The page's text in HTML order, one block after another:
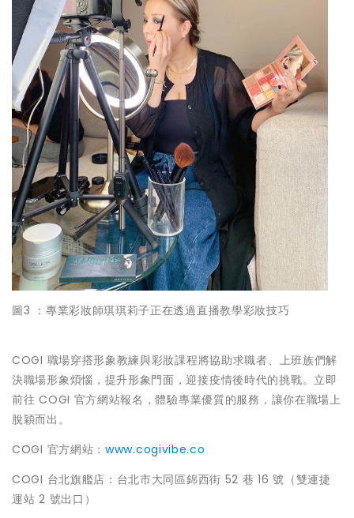
圖3 ：專業彩妝師琪琪莉子正在透過直播教學彩妝技巧
COGI 職場穿搭形象教練與彩妝課程將協助求職者、上班族們解
決職場形象煩惱，提升形象門面，迎接疫情後時代的挑戰。立即
前往 COGI 官方網站報名，體驗專業優質的服務，讓你在職場上
脫穎而出。
COGI 官方網站： www.cogivibe.co
COGI 台北旗艦店：台北市大同區錦西街 52 巷 16 號（雙連捷
運站 2 號出口）